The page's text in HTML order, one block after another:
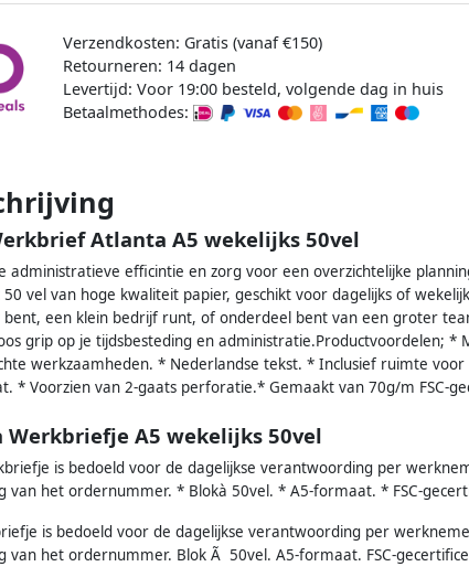
Verzendkosten: Gratis (vanaf €150)
Retourneren: 14 dagen
Levertijd: Voor 19:00 besteld, volgende dag in huis
Betaalmethodes:
Atlanta A5 wekelijks 50vel
administratieve efficintie en zorg voor een overzichtelijke
50 vel van hoge kwaliteit papier, geschikt voor dagelijks of
een klein bedrijf runt, of onderdeel bent van een groter
grip op je tijdsbesteding en administratie.Productvoordelen; *
werkzaamheden. * Nederlandse tekst. * Inclusief ruimte
* Voorzien van 2-gaats perforatie.* Gemaakt van 70g/m FSC-
A5 wekelijks 50vel
is bedoeld voor de dagelijkse verantwoording per
van het ordernummer. * Blokà 50vel. * A5-formaat. * FSC-
is bedoeld voor de dagelijkse verantwoording per
van het ordernummer. Blok Ã 50vel. A5-formaat. FSC-